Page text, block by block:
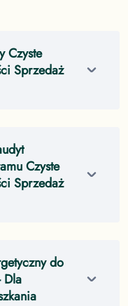
Czyste
Sprzedaż
Czyste
Sprzedaż
do
Dla